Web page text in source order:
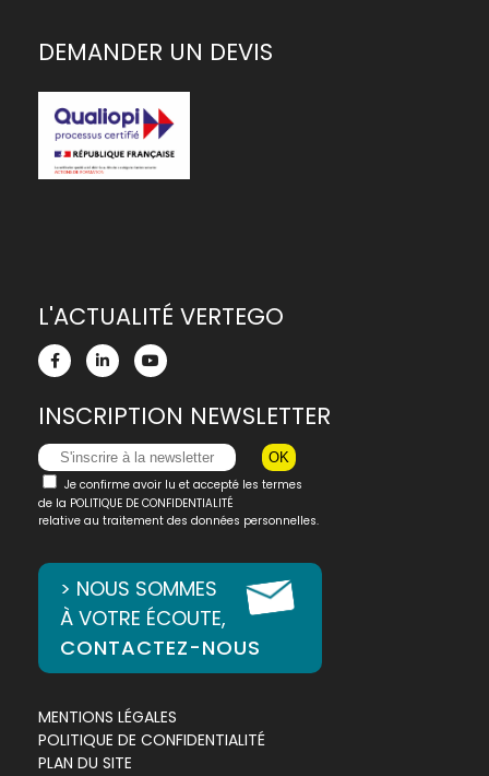
DEMANDER UN DEVIS
L'ACTUALITÉ VERTEGO
INSCRIPTION NEWSLETTER
Je confirme avoir lu et accepté les termes
de la POLITIQUE DE CONFIDENTIALITÉ
relative au traitement des données personnelles.
> NOUS SOMMES
À VOTRE ÉCOUTE,
CONTACTEZ-NOUS
MENTIONS LÉGALES
POLITIQUE DE CONFIDENTIALITÉ
PLAN DU SITE